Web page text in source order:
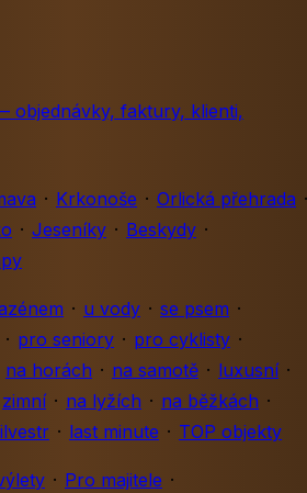
objednávky, faktury, klienti,
· Krkonoše · Orlická přehrada ·
· Jeseníky · Beskydy ·
· u vody · se psem ·
· pro seniory · pro cyklisty ·
na horách · na samotě · luxusní ·
zimní · na lyžích · na běžkách ·
· last minute · TOP objekty
· Pro majitele ·